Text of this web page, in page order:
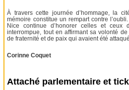
À travers cette journée d’hommage, la
mémoire constitue un rempart contre
Nice continue d’honorer celles et
interrompue, tout en affirmant sa volonté
de fraternité et de paix qui avaient été
Corinne Coquet
Attaché parlementaire et